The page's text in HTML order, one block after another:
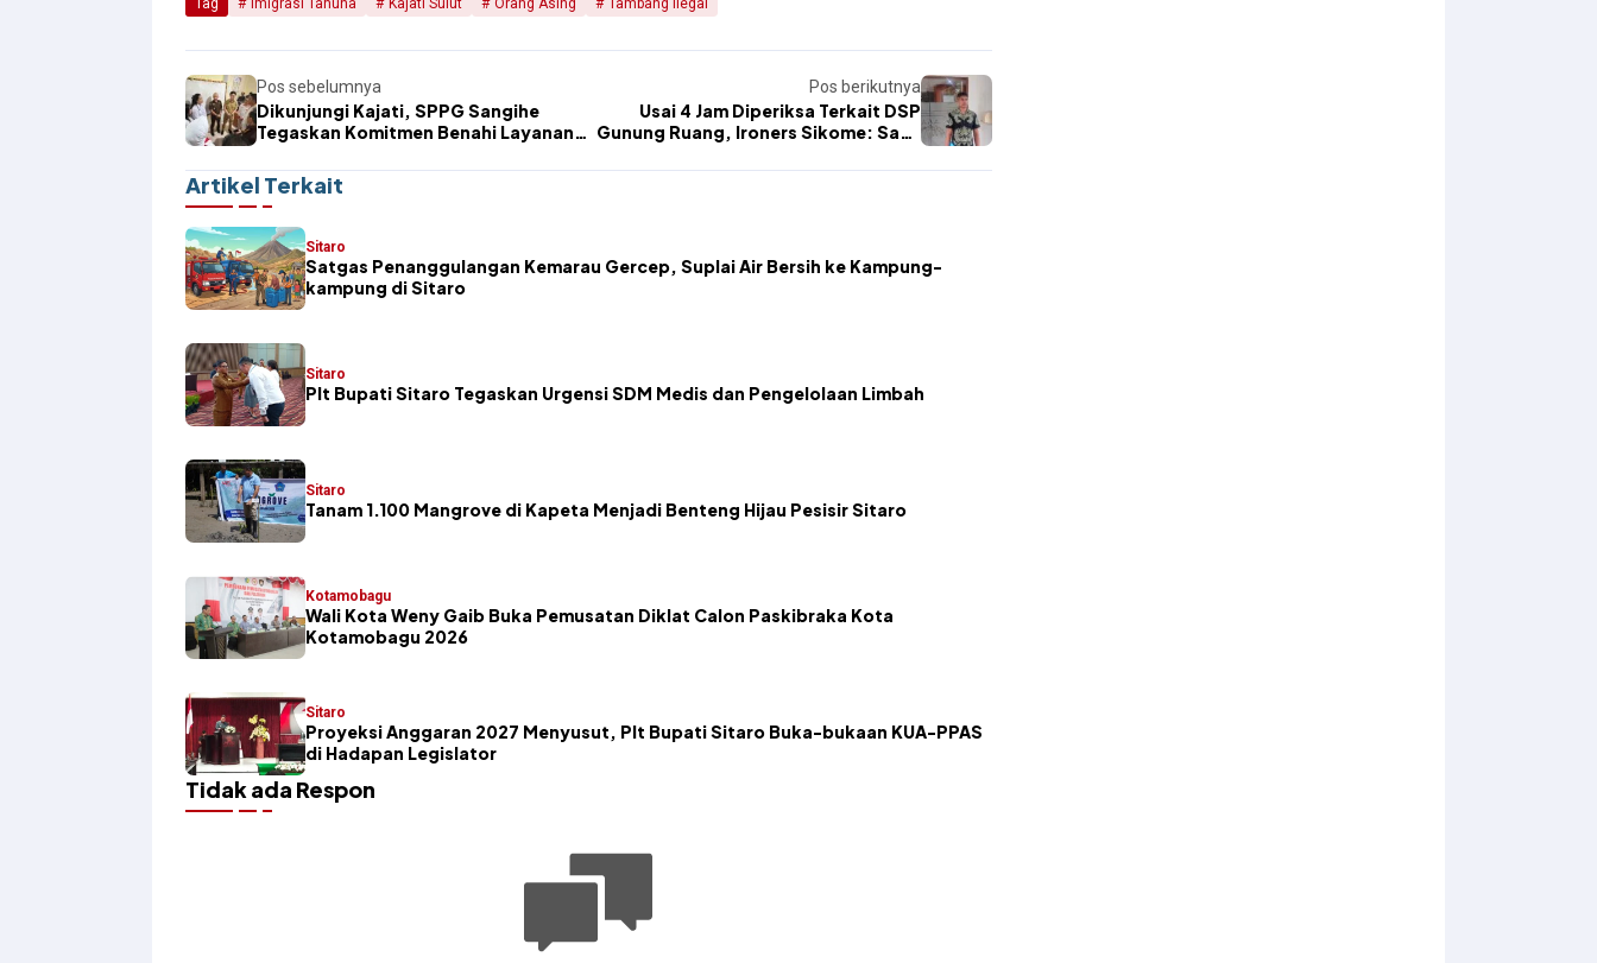
Pos sebelumnya
Dikunjungi Kajati, SPPG Sangihe
Tegaskan Komitmen Benahi Layanan
Pos berikutnya
Usai 4 Jam Diperiksa Terkait DSP
Gunung Ruang, Ironers Sikome: Saya
Artikel Terkait
Sitaro
Satgas Penanggulangan Kemarau Gercep, Suplai Air Bersih ke Kampung-
kampung di Sitaro
Sitaro
​Plt Bupati Sitaro Tegaskan Urgensi SDM Medis dan Pengelolaan Limbah
Sitaro
Tanam 1.100 Mangrove di Kapeta Menjadi Benteng Hijau Pesisir Sitaro
Kotamobagu
Wali Kota Weny Gaib Buka Pemusatan Diklat Calon Paskibraka Kota
Kotamobagu 2026
Sitaro
Proyeksi Anggaran 2027 Menyusut, Plt Bupati Sitaro Buka-bukaan KUA-PPAS
di Hadapan Legislator
Tidak ada Respon